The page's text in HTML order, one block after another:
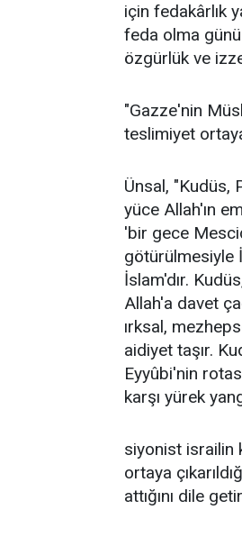
için fedakârlık
feda olma
özgürlük ve
"Gazze'nin
teslimiyet
Ünsal, "Kudüs,
yüce Allah'ın
'bir gece
götürülmesiyle
İslam'dır.
Allah'a davet
ırksal,
aidiyet taşır.
Eyyûbi'nin
karşı yürek
siyonist israilin
ortaya
attığını dile